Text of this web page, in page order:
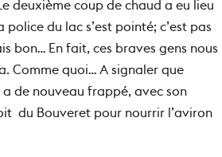
deuxième coup de chaud a eu lieu
du lac s’est pointé; c’est pas
bon… En fait, ces braves gens nous
Comme quoi… A signaler que
a de nouveau frappé, avec son
du Bouveret pour nourrir l’aviron